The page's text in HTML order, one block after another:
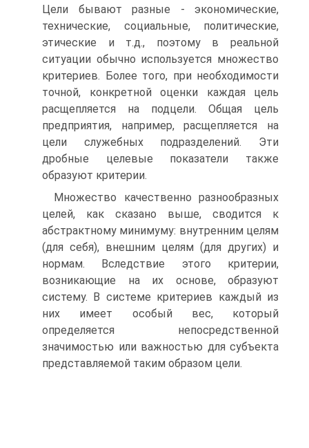
Цели бывают разные - экономические,
технические, социаль­ные, политические,
этические и т.д., поэтому в реальной
ситуации обычно используется множество
критериев. Более того, при необходимости
точной, конкретной оценки каждая цель
расщепляется на подцели. Общая цель
предприятия, например, расщепляется на
цели служебных подразделений. Эти
дробные целевые показатели также
образуют критерии.
Множество качественно разнообразных
целей, как сказано выше, сво­дится к
абстрактному минимуму: внутренним целям
(для себя), внешним целям (для других) и
нормам. Вследствие этого критерии,
возникающие на их основе, образуют
систему. В системе критериев каждый из
них имеет особый вес, который
определяется непосредственной
значимостью или важностью для субъекта
представляемой таким образом цели.